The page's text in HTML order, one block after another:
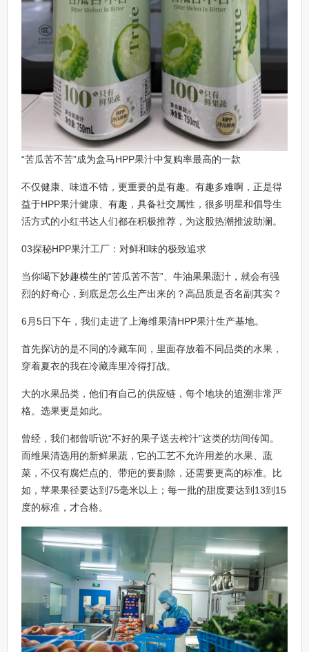
“苦瓜苦不苦”成为盒马HPP果汁中复购率最高的一款
不仅健康、味道不错，更重要的是有趣。有趣多难啊，正是得
益于HPP果汁健康、有趣，具备社交属性，很多明星和倡导生
活方式的小红书达人们都在积极推荐，为这股热潮推波助澜。
03探秘HPP果汁工厂：对鲜和味的极致追求
当你喝下妙趣横生的“苦瓜苦不苦”、牛油果果蔬汁，就会有强
烈的好奇心，到底是怎么生产出来的？高品质是否名副其实？
6月5日下午，我们走进了上海维果清HPP果汁生产基地。
首先探访的是不同的冷藏车间，里面存放着不同品类的水果，
穿着夏衣的我在冷藏库里冷得打战。
大的水果品类，他们有自己的供应链，每个地块的追溯非常严
格。选果更是如此。
曾经，我们都曾听说“不好的果子送去榨汁”这类的坊间传闻。
而维果清选用的新鲜果蔬，它的工艺不允许用差的水果、蔬
菜，不仅有腐烂点的、带疤的要剔除，还需要更高的标准。比
如，苹果果径要达到75毫米以上；每一批的甜度要达到13到15
度的标准，才合格。